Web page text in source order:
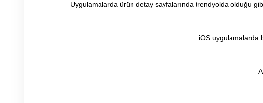
Uygulamalarda ürün detay sayfalarında trendyolda olduğu
iOS uygulamalarda